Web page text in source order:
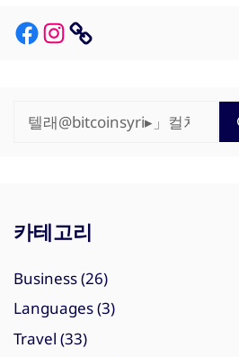
Facebook
Instagram
Link
색:
카테고리
Business(26)
Languages(3)
Travel (33)